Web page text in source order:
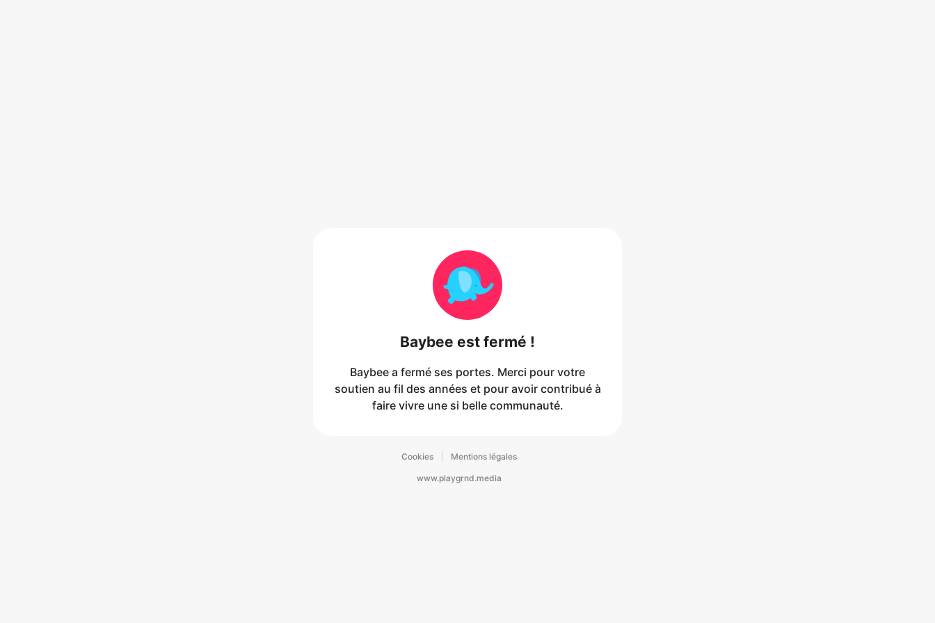
Baybee est fermé !
Baybee a fermé ses portes. Merci pour votre
soutien au fil des années et pour avoir contribué à
faire vivre une si belle communauté.
Cookies Mentions légales
www.playgrnd.media